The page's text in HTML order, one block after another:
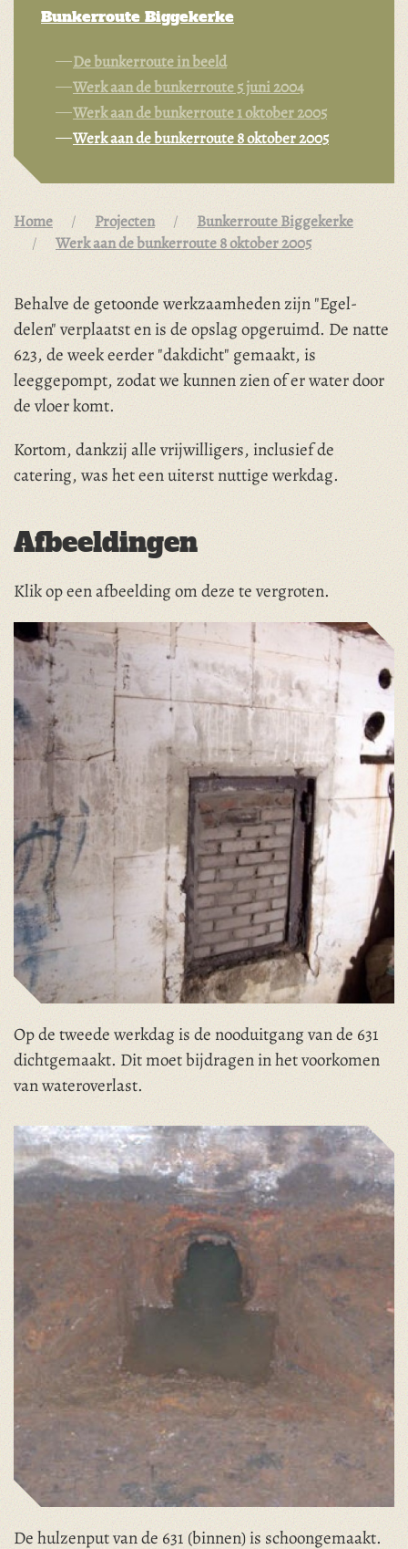
Bunkerroute Biggekerke
De bunkerroute in beeld
Werk aan de bunkerroute 5 juni 2004
Werk aan de bunkerroute 1 oktober 2005
Werk aan de bunkerroute 8 oktober 2005
Home Projecten
Bunkerroute Biggekerke
Werk aan de bunkerroute 8 oktober 2005
Behalve de getoonde werkzaamheden zijn "Egel-
delen" verplaatst en is de opslag opgeruimd. De natte
623, de week eerder "dakdicht" gemaakt, is
leeggepompt, zodat we kunnen zien of er water door
de vloer komt.
Kortom, dankzij alle vrijwilligers, inclusief de
catering, was het een uiterst nuttige werkdag.
Afbeeldingen
Klik op een afbeelding om deze te vergroten.
Op de tweede werkdag is de nooduitgang van de 631
dichtgemaakt. Dit moet bijdragen in het voorkomen
van wateroverlast.
De hulzenput van de 631 (binnen) is schoongemaakt.